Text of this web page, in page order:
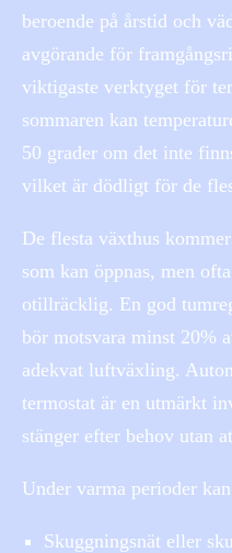
beroende på årstid och
avgörande för
viktigaste verktyget för
sommaren kan
50 grader om det inte
vilket är dödligt för de
De flesta växthus
som kan öppnas, men
otillräcklig. En god
bör motsvara minst 20%
adekvat luftväxling.
termostat är en utmärkt
stänger efter behov utan
Under varma perioder
Skuggningsnät eller